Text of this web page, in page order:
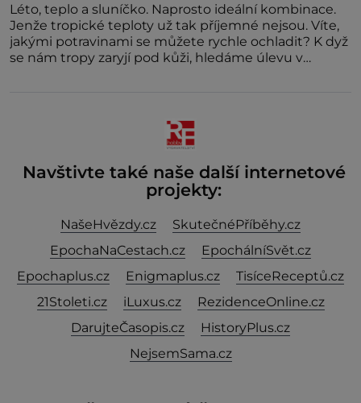
Léto, teplo a sluníčko. Naprosto ideální kombinace.
Jenže tropické teploty už tak příjemné nejsou. Víte,
jakými potravinami se můžete rychle ochladit? K dyž
se nám tropy zaryjí pod kůži, hledáme úlevu v
Navštivte také naše další internetové
projekty:
NašeHvězdy.cz
SkutečnéPříběhy.cz
EpochaNaCestach.cz
EpochálníSvět.cz
Epochaplus.cz
Enigmaplus.cz
TisíceReceptů.cz
21Stoleti.cz
iLuxus.cz
RezidenceOnline.cz
DarujteČasopis.cz
HistoryPlus.cz
NejsemSama.cz